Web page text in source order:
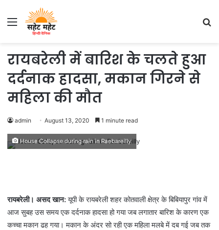
Menu
रायबरेली में बारिश के चलते हुआ
दर्दनाक हादसा, मकान गिरने से
महिला की मौत
admin August 13, 2020 1 minute read
House Collapse during rain in Raebareilly
रायबरेली। असद खान:यूपी के रायबरेली शहर कोतवाली क्षेत्र के बिबियापुर गांव में
आज सुबह उस समय एक दर्दनाक हादसा हो गया जब लगातार बारिश के कारण एक
कच्चा मकान ढह गया। मकान के अंदर सो रही एक महिला मलबे में दब गई जब तक